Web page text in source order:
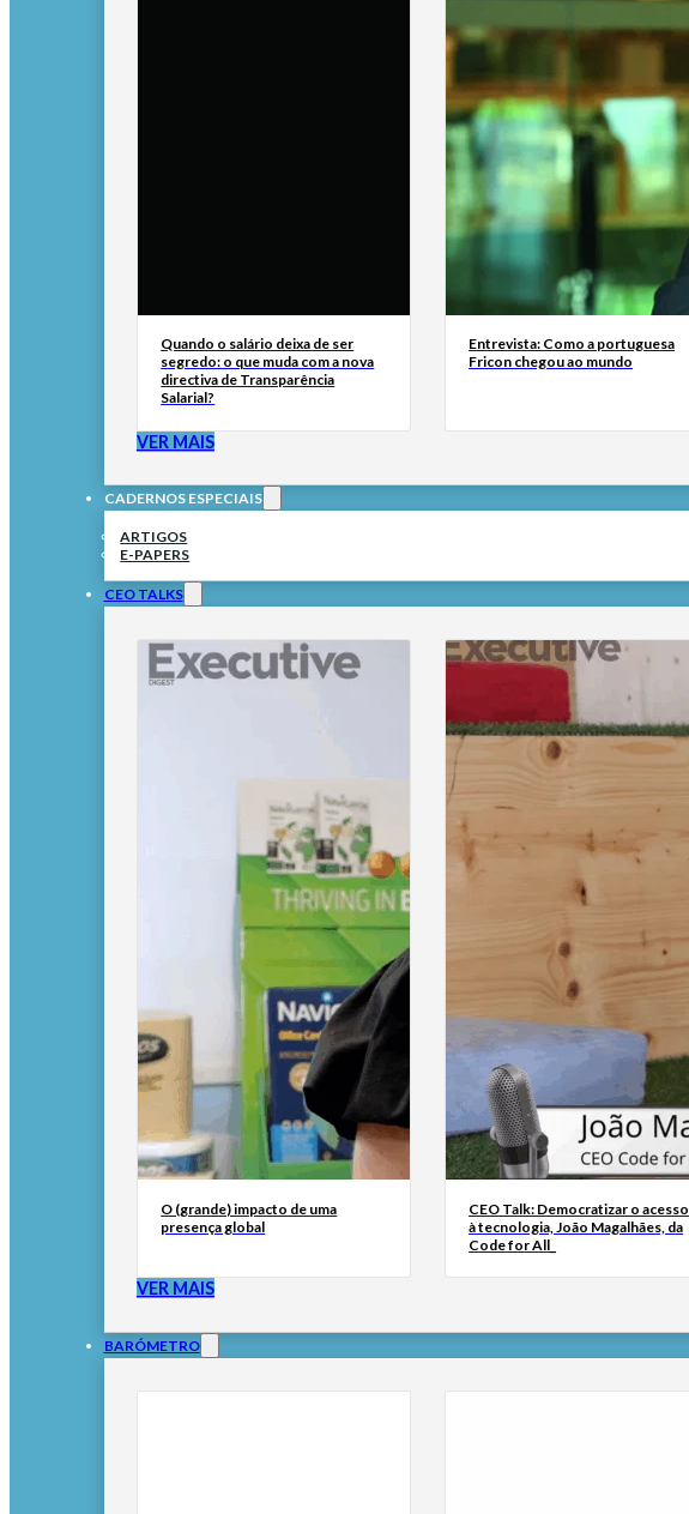
Quando o salário deixa de ser
segredo: o que muda com a nova
directiva de Transparência
Salarial?
Entrevista: Como a portuguesa
Fricon chegou ao mundo
VER MAIS
CADERNOS ESPECIAIS
ARTIGOS
E-PAPERS
CEO TALKS
O (grande) impacto de uma
presença global
CEO Talk: Democratizar o acesso
à tecnologia, João Magalhães, da
Code for All_
VER MAIS
BARÓMETRO